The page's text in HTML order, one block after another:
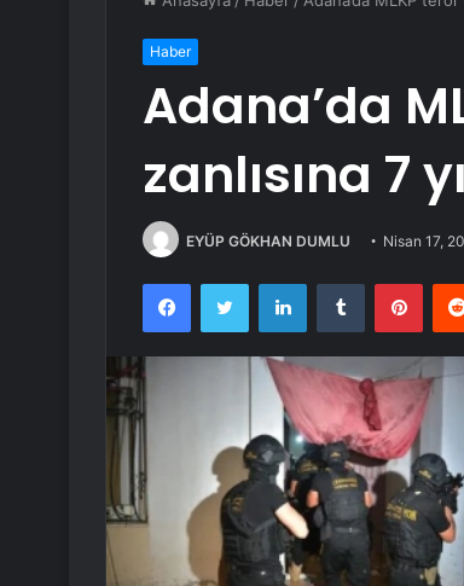
Haber
Adana’da
zanlısına 7
EYÜP GÖKHAN DUMLU Nisan 17,
FacebookTwitter LinkedInTumblr